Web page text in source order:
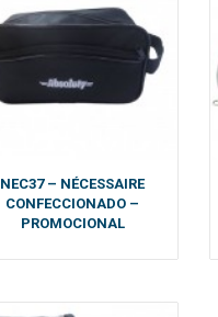
NEC37 – NÉCESSAIRE
CONFECCIONADO –
PROMOCIONAL